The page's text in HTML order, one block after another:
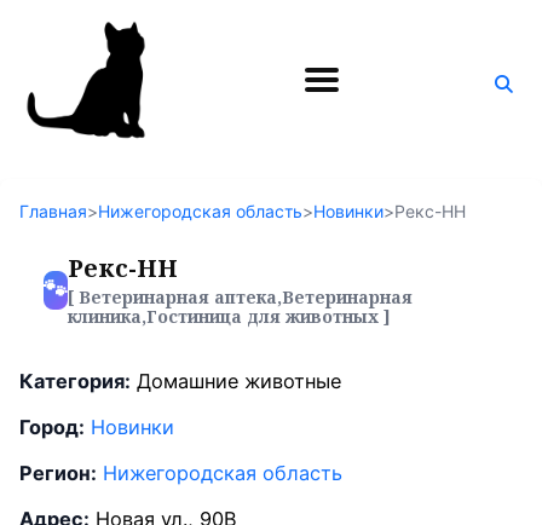
Поиск
Главная>Нижегородская область>Новинки>Рекс-НН
🐾
Рекс-НН
[ Ветеринарная аптека,Ветеринарная
клиника,Гостиница для животных ]
Категория: Домашние животные
Город: Новинки
Регион: Нижегородская область
Адрес: Новая ул., 90В